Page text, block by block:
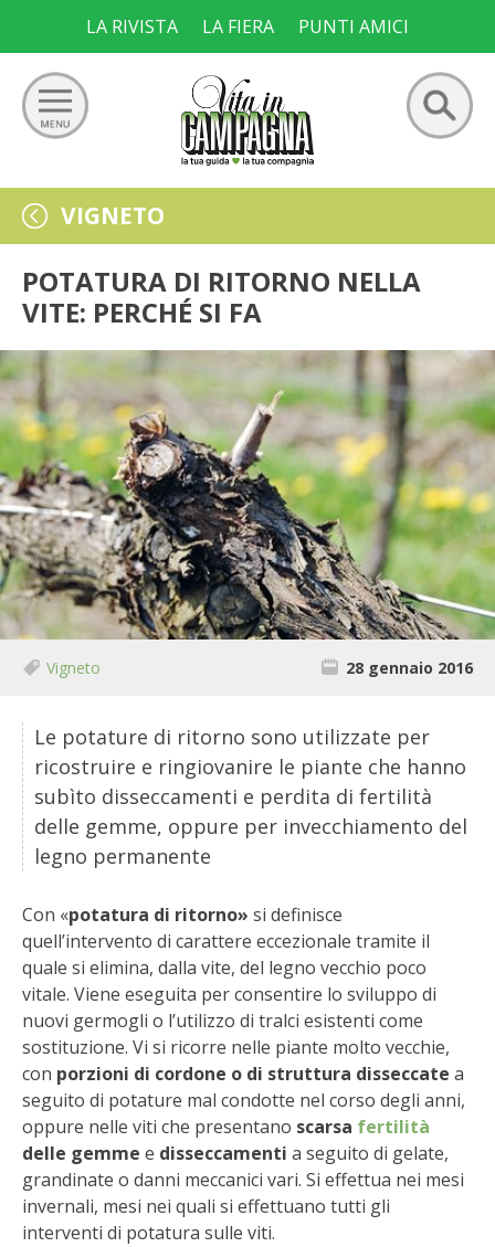
content
LA RIVISTA LA FIERA PUNTI AMICI
Ricerca
per:
GIARDINO
ORTO
FRUTTETO
VIGNETO
ALLEVAMENTI
BIODIVERSITÀ
CUCINA
PRODOTTI
FARFALLE DELLA CAMPAGNA
PICCOLO POLLAIO
STORIE DEI LETTORI
CONSERVARE LA FRUTTA
FACEM
STIHL
BLUMEN
NOCCIOLA DI CALABRIA
PELLENC
MEDICINA DEI SEMPLICI
VIGNETO
POTATURA DI RITORNO NELLA
VITE: PERCHÉ SI FA
Vigneto 28 gennaio 2016
Le potature di ritorno sono utilizzate per
ricostruire e ringiovanire le piante che hanno
subìto disseccamenti e perdita di fertilità
delle gemme, oppure per invecchiamento del
legno permanente
Con «potatura di ritorno» si definisce
quell’intervento di carattere eccezionale tramite il
quale si elimina, dalla vite, del legno vecchio poco
vitale. Viene eseguita per consentire lo sviluppo di
nuovi germogli o l’utilizzo di tralci esistenti come
sostituzione. Vi si ricorre nelle piante molto vecchie,
con porzioni di cordone o di struttura disseccate a
seguito di potature mal condotte nel corso degli anni,
oppure nelle viti che presentano scarsa fertilità
delle gemme e disseccamenti a seguito di gelate,
grandinate o danni meccanici vari. Si effettua nei mesi
invernali, mesi nei quali si effettuano tutti gli
interventi di potatura sulle viti.